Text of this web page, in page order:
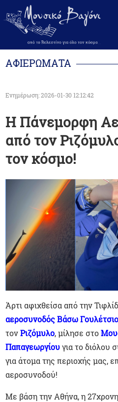
ΑΦΙΕΡΩΜΑΤΑ
Ενημέρωση: 2026-01-30 12:12:42
Η Πάνεμορφη
από τον
τον κόσμο!
Άρτι αφιχθείσα από την
αεροσυνοδός Βάσω
τονΡιζόμυλο, μίλησε στο
Παπαγεωργίου για το διόλου
για άτομα της περιοχής μας,
αεροσυνοδού!
Με βάση την Αθήνα, η